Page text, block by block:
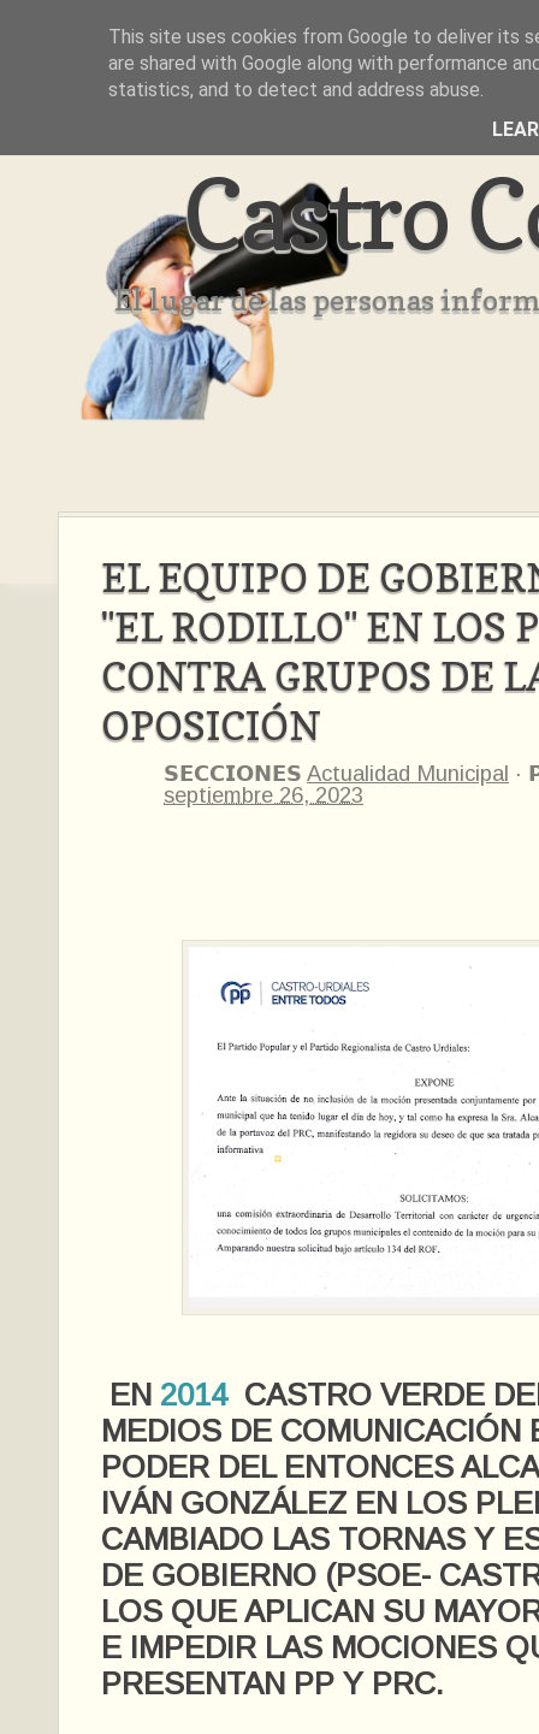
Inicio Aviso Legal Quienes Somos ??
Castro
El lugar de las personas
EL EQUIPO DE
"EL RODILLO" EN LOS
CONTRA GRUPOS DE
OPOSICIÓN
𝗦𝗘𝗖𝗖𝗜𝗢𝗡𝗘𝗦 Actualidad Municipal ·
septiembre 26, 2023
EN 2014 CASTRO VERDE
MEDIOS DE COMUNICACIÓN
PODER DEL ENTONCES
IVÁN GONZÁLEZ EN LOS
CAMBIADO LAS TORNAS Y
DE GOBIERNO (PSOE-
LOS QUE APLICAN SU
E IMPEDIR LAS MOCIONES
PRESENTAN PP Y PRC.
This site uses cookies from Google to deliver its
are shared with Google along with performance
statistics, and to detect and address abuse.